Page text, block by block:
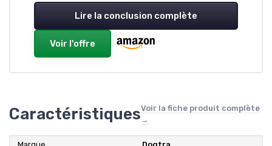
Lire la conclusion complète
Voir l'offre
CaractéristiquesVoir la fiche produit complète
→